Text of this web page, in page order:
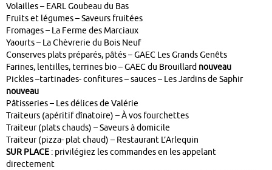
Volailles – EARL Goubeau du Bas
Fruits et légumes – Saveurs fruitées
Fromages – La Ferme des Marciaux
Yaourts – La Chèvrerie du Bois Neuf
Conserves plats préparés, pâtés – GAEC Les Grands Genêts
Farines, lentilles, terrines bio – GAEC du Brouillard nouveau
Pickles –tartinades- confitures – sauces – Les Jardins de Saphir
nouveau
Pâtisseries – Les délices de Valérie
Traiteurs (apéritif dînatoire) – À vos fourchettes
Traiteur (plats chauds) – Saveurs à domicile
Traiteur (pizza- plat chaud) – Restaurant L’Arlequin
SUR PLACE : privilégiez les commandes en les appelant
directement